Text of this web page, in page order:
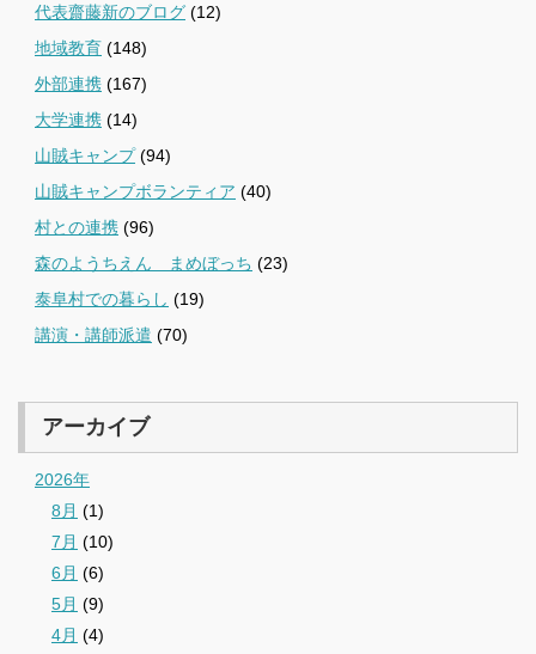
代表齋藤新のブログ (12)
地域教育 (148)
外部連携 (167)
大学連携 (14)
山賊キャンプ(94)
山賊キャンプボランティア (40)
村との連携 (96)
森のようちえん まめぼっち (23)
泰阜村での暮らし (19)
講演・講師派遣 (70)
アーカイブ
2026年
8月 (1)
7月 (10)
6月 (6)
5月 (9)
4月 (4)